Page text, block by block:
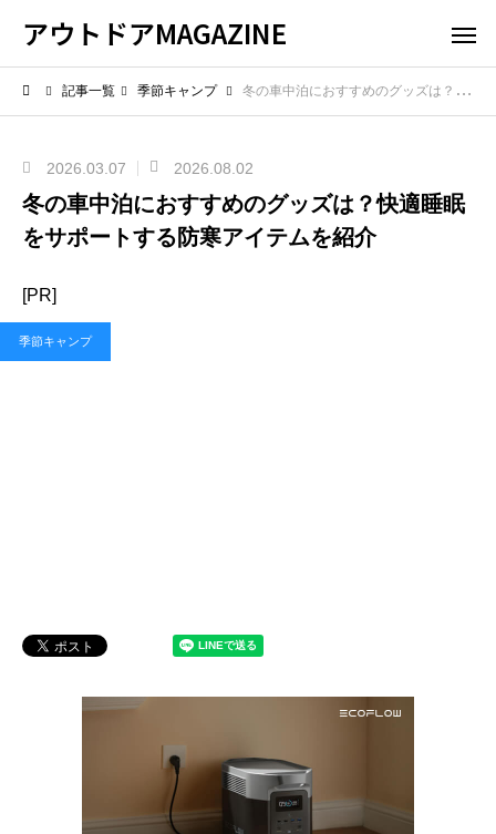
アウトドアMAGAZINE
記事一覧 季節キャンプ 冬の車中泊におすすめのグッズは？快適睡眠をサポートする防寒アイテムを紹介
2026.03.07 2026.08.02
冬の車中泊におすすめのグッズは？快適睡眠
をサポートする防寒アイテムを紹介
[PR]
季節キャンプ